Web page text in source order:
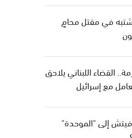
في مقتل محامٍ
القضاء اللبناني يلاحق
مع إسرائيل
إلى "الموحدة"